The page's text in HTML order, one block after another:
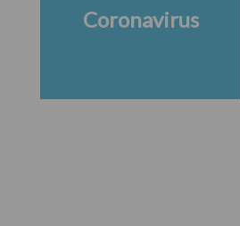
Coronavirus